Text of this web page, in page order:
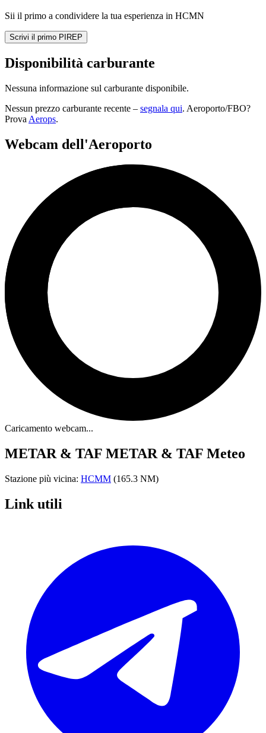
Sii il primo a condividere la tua esperienza in HCMN
Scrivi il primo PIREP
Disponibilità carburante
Nessuna informazione sul carburante disponibile.
Nessun prezzo carburante recente – segnala qui. Aeroporto/FBO?
Prova Aerops.
Webcam dell'Aeroporto
Caricamento webcam...
METAR & TAF METAR & TAF Meteo
Stazione più vicina: HCMM (165.3 NM)
Link utili